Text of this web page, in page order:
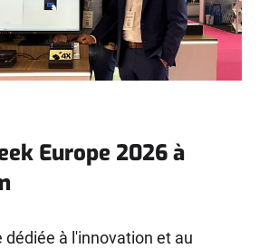
Europe 2026 à
à l'innovation et au